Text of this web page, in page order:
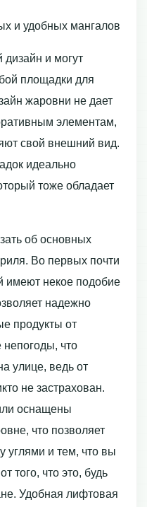
и удобных мангалов
и могут
площадки для
жаровни не дает
элементам,
свой внешний вид.
идеально
тоже обладает
об основных
Во первых почти
имеют некое подобие
надежно
продукты от
что
улице, ведь от
не застрахован.
оснащены
что позволяет
углями и тем, что вы
того, что это, будь
Удобная лифтовая